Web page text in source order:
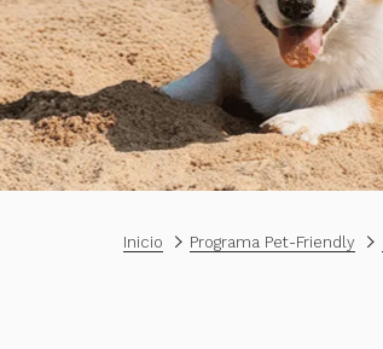
Inicio Programa Pet-Friendly